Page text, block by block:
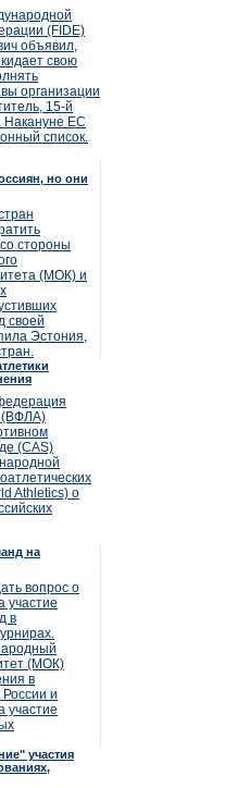
(FIDE)
объявил,
свою
организации
15-й
Накануне ЕС
список.
но они
стороны
(МОК) и
своей
Эстония,
(ВФЛА)
(CAS)
Athletics) о
на
вопрос о
участие
в
(МОК)
в
и
участие
участия